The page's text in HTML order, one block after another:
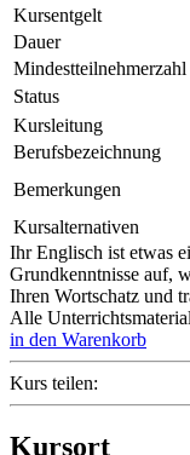
Kursentgelt
Dauer
Mindestteilnehmerzahl
Status
Kursleitung
Berufsbezeichnung
Bemerkungen
Kursalternativen
Ihr Englisch ist etwas
Grundkenntnisse auf,
Ihren Wortschatz und
Alle
in den Warenkorb
Kurs teilen:
Kursort